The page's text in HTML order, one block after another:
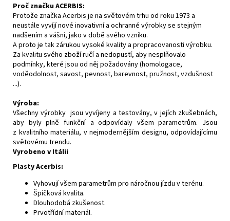
Proč značku ACERBIS:
Protože značka Acerbis je na světovém trhu od roku 1973 a
neustále vyvíjí nové inovativní a ochranné výrobky se stejným
nadšením a vášní, jako v době svého vzniku.
A proto je tak zárukou vysoké kvality a propracovanosti výrobku.
Za kvalitu svého zboží ručí a nedopustí, aby nesplňovalo
podmínky, které jsou od něj požadovány (homologace,
voděodolnost, savost, pevnost, barevnost, pružnost, vzdušnost
...).
Výroba:
Všechny výrobky jsou vyvíjeny a testovány, v jejích zkušebnách,
aby byly plně funkční a odpovídaly všem parametrům. Jsou
z kvalitního materiálu, v nejmodernějším designu, odpovídajícímu
světovému trendu.
Vyrobeno v Itálii
Plasty Acerbis:
Vyhovují všem parametrům pro náročnou jízdu v terénu.
Špičková kvalita.
Dlouhodobá zkušenost.
Prvotřídní materiál.